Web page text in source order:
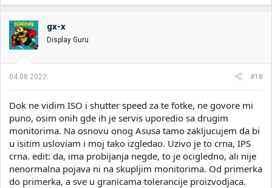
gx-x
Display Guru
04.08.2022. #18
Dok ne vidim ISO i shutter speed za te fotke, ne govore mi
puno, osim onih gde ih je servis uporedio sa drugim
monitorima. Na osnovu onog Asusa tamo zakljucujem da bi
u isitim usloviam i moj tako izgledao. Uzivo je to crna, IPS
crna. edit: da, ima probijanja negde, to je ocigledno, ali nije
nenormalna pojava ni na skupljim monitorima. Od primerka
do primerka, a sve u granicama tolerancije proizvodjaca.